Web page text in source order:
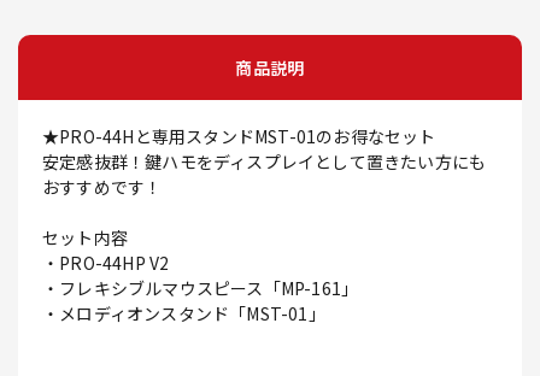
商品説明
★PRO-44Hと専用スタンドMST-01のお得なセット
安定感抜群！鍵ハモをディスプレイとして置きたい方にも
おすすめです！
セット内容
・PRO-44HP V2
・フレキシブルマウスピース「MP-161」
・メロディオンスタンド「MST-01」